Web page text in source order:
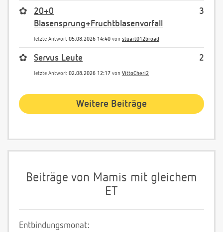
3
✿
20+0
Blasensprung+Fruchtblasenvorfall
letzte Antwort 05.08.2026 14:40 von stuart012broad
2
✿ Servus Leute
letzte Antwort 02.08.2026 12:17 von VittoCheri2
Weitere Beiträge
Beiträge von Mamis mit gleichem
ET
Entbindungsmonat: